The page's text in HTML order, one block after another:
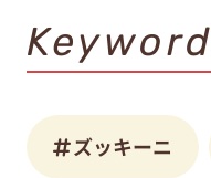
Keyword
ズッキーニ